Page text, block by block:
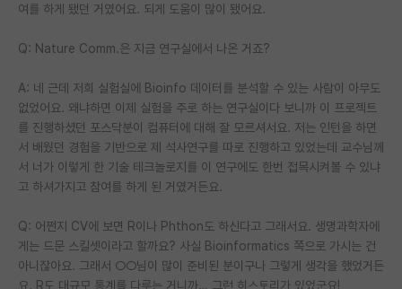
여를 하게 됐던 거였어요. 되게 도움이 많이 됐어요.
Q: Nature Comm.은 지금 연구실에서 나온 거죠?
A: 네 근데 저희 실험실에 Bioinfo 데이터를 분석할 수 있는 사람이 아무도
없었어요. 왜냐하면 이제 실험을 주로 하는 연구실이다 보니까 이 프로젝트
를 진행하셨던 포스닥분이 컴퓨터에 대해 잘 모르셔서요. 저는 인턴을 하면
서 배웠던 경험을 기반으로 제 석사연구를 따로 진행하고 있었는데 교수님께
서 너가 이렇게 한 기술 테크놀로지를 이 연구에도 한번 접목시켜볼 수 있냐
고 하셔가지고 참여를 하게 된 거였거든요.
Q: 어쩐지 CV에 보면 R이나 Phthon도 하신다고 그래서요. 생명과학자에
게는 드문 스킬셋이라고 할까요? 사실 Bioinformatics 쪽으로 가시는 건
아니잖아요. 그래서 ○○님이 많이 준비된 분이구나 그렇게 생각을 했었거든
요. R도 대규모 통계를 다루는 거니까… 그런 히스토리가 있었군요!